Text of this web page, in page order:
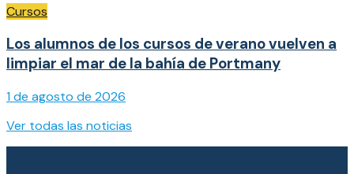
Cursos
Los alumnos de los cursos de verano vuelven a
limpiar el mar de la bahía de Portmany
1 de agosto de 2026
Ver todas las noticias